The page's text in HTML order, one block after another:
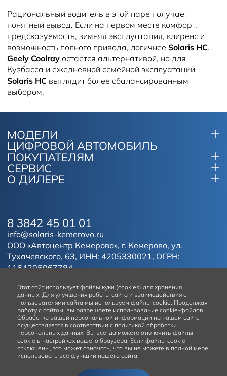
Рациональный водитель в этой паре получает
понятный вывод. Если на первом месте комфорт,
предсказуемость, зимняя эксплуатация, клиренс и
возможность полного привода, логичнее Solaris HC.
Geely Coolray остаётся альтернативой, но для
Кузбасса и ежедневной семейной эксплуатации
Solaris HC выглядит более сбалансированным
выбором.
МОДЕЛИ
ЦИФРОВОЙ АВТОМОБИЛЬ
ПОКУПАТЕЛЯМ
СЕРВИС
О ДИЛЕРЕ
ООО «Автоцентр Кемерово», г. Кемерово, ул.
Тухачевского, 63, ИНН: 4205330021, ОГРН:
1164205067784.
8 3842 45 01 01
info@solaris-kemerovo.ru
Этот сайт использует файлы куки (cookies) для хранения
данных. Для улучшения работы сайта и взаимодействия с
пользователями сайта мы используем файлы cookie. Продолжая
работу с сайтом, вы разрешаете использование cookie-файлов.
Обработка вашей персональной информации на нашем сайте
осуществляется в соответствии с политикой обработки
персональных данных. Вы всегда можете отключить файлы
cookie в настройках вашего браузера. Если файлы cookie
отключены, это может означать, что вы не можете в полной мере
использовать все функции нашего сайта.